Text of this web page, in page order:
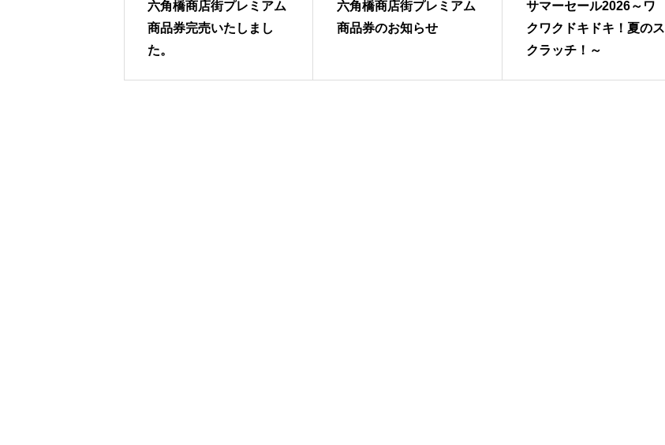
六角橋商店街プレミアム
商品券完売いたしまし
た。
六角橋商店街プレミアム
商品券のお知らせ
サマーセール2026～ワ
クワクドキドキ！夏のス
クラッチ！～